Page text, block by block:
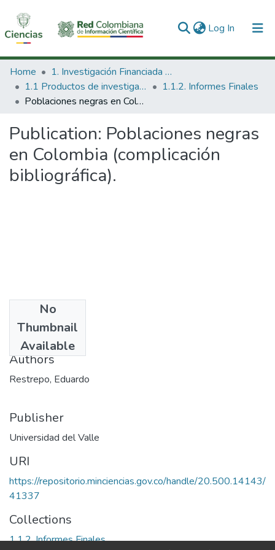
Log In (current)
Communities & Collections
All of DSpace
Home
1. Investigación Financiada con Recursos Públicos
1.1 Productos de investigación
1.1.2. Informes Finales
Poblaciones negras en Colombia (complicación bibliográfica).
Publication: Poblaciones negras
en Colombia (complicación
bibliográfica).
No
Thumbnail
Available
1999-07
Authors
Restrepo, Eduardo
Publisher
Universidad del Valle
URI
https://repositorio.minciencias.gov.co/handle/20.500.14143/
41337
Collections
1.1.2. Informes Finales